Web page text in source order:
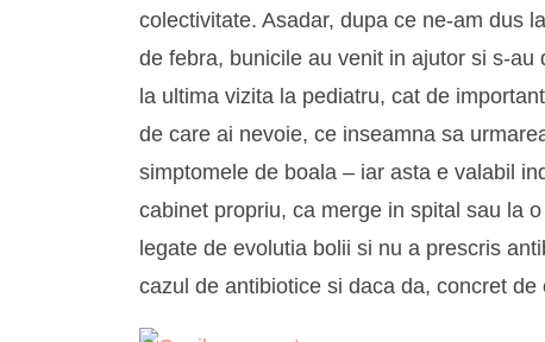
colectivitate. Asadar, dupa ce ne-am dus
de febra, bunicile au venit in ajutor si s-
la ultima vizita la pediatru, cat de
de care ai nevoie, ce inseamna sa
simptomele de boala – iar asta e valabil
cabinet propriu, ca merge in spital sau la o
legate de evolutia bolii si nu a prescris
cazul de antibiotice si daca da, concret de